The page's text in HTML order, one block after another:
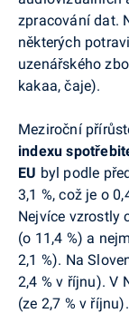
zpracování dat.
některých
uzenářského
kakaa, čaje).
Meziroční
indexu
EU byl podle
3,1 %, což je o
Nejvíce vzrostly
(o 11,4 %) a
2,1 %). Na
2,4 % v říjnu). V
(ze 2,7 % v říjnu).